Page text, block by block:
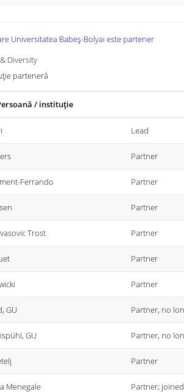
Universitatea Babeș-Bolyai este partener
Diversity
parteneră
/ instituție
Lead
Partner
Ferrando Partner
Partner
Trost Partner
Partner
Partner
GU Partner, no
GU Partner, no
Partner
Menegale Partner;